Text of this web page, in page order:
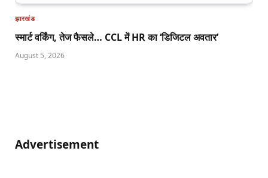
झारखंड
स्मार्ट वर्किंग, तेज फैसले… CCL में HR का ‘डिजिटल अवतार’
August 5, 2026
Advertisement